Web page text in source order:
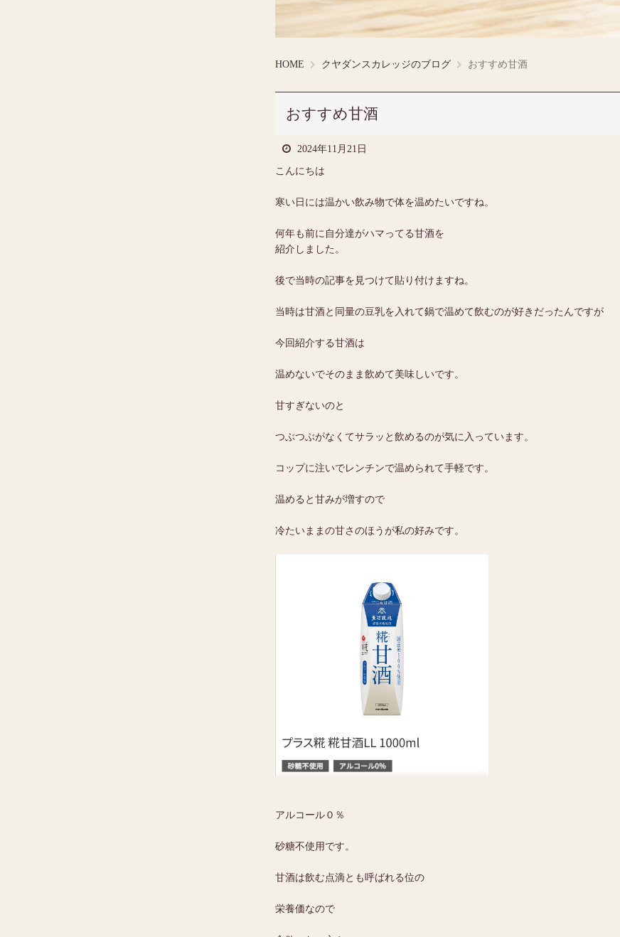
HOME クヤダンスカレッジのブログ おすすめ甘酒
おすすめ甘酒
2024年11月21日
こんにちは
寒い日には温かい飲み物で体を温めたいですね。
何年も前に自分達がハマってる甘酒を
紹介しました。
後で当時の記事を見つけて貼り付けますね。
当時は甘酒と同量の豆乳を入れて鍋で温めて飲むのが好きだったんですが
今回紹介する甘酒は
温めないでそのまま飲めて美味しいです。
甘すぎないのと
つぶつぶがなくてサラッと飲めるのが気に入っています。
コップに注いでレンチンで温められて手軽です。
温めると甘みが増すので
冷たいままの甘さのほうが私の好みです。
アルコール０％
砂糖不使用です。
甘酒は飲む点滴とも呼ばれる位の
栄養価なので